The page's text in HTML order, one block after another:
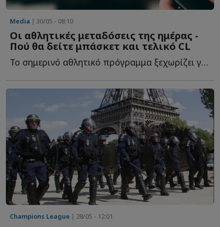
Media | 30/05 - 08:10
Οι αθλητικές μεταδόσεις της ημέρας -
Πού θα δείτε μπάσκετ και τελικό CL
Το σημερινό αθλητικό πρόγραμμα ξεχωρίζει για τον μεγάλο τ...
Champions League | 28/05 - 12:01